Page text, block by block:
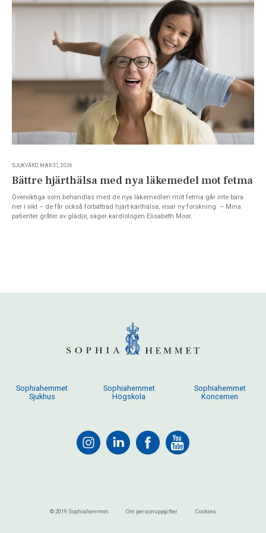
SJUKVÅRD, MAR 31, 2026
Bättre hjärthälsa med nya läkemedel mot fetma
Överviktiga som behandlas med de nya läkemedlen mot fetma går inte bara
ner i vikt – de får också förbättrad hjärt-kärlhälsa, visar ny forskning. – Mina
patienter gråter av glädje, säger kardiologen Elisabeth Moor.
Sophiahemmet
Sjukhus
Sophiahemmet
Högskola
Sophiahemmet
Koncernen
© 2019 Sophiahemmet Om personuppgifter Cookies